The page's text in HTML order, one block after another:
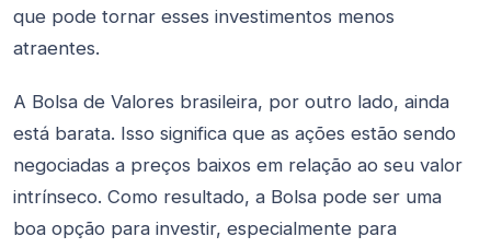
que pode tornar esses investimentos menos
atraentes.
A Bolsa de Valores brasileira, por outro lado, ainda
está barata. Isso significa que as ações estão sendo
negociadas a preços baixos em relação ao seu valor
intrínseco. Como resultado, a Bolsa pode ser uma
boa opção para investir, especialmente para